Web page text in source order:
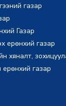
газар
Газар
ерөнхий газар
хяналт,
ерөнхий газар